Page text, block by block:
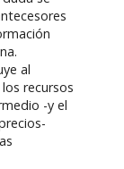
al
recursos
-y el